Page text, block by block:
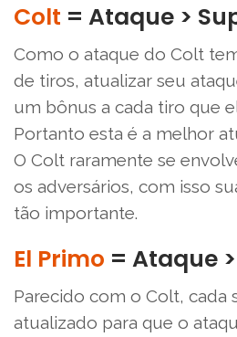
Colt = Ataque >
Como o ataque do Colt
de tiros, atualizar seu
um bônus a cada tiro que
Portanto esta é a melhor
O Colt raramente se
os adversários, com isso
tão importante.
El Primo = Ataque
Parecido com o Colt, cada
atualizado para que o